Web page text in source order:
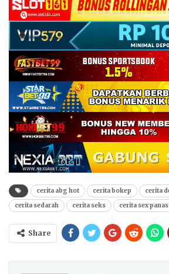
cerita abg hot cerita bokep cerita
cerita sedarah
cerita seks cerita sex panas
Share